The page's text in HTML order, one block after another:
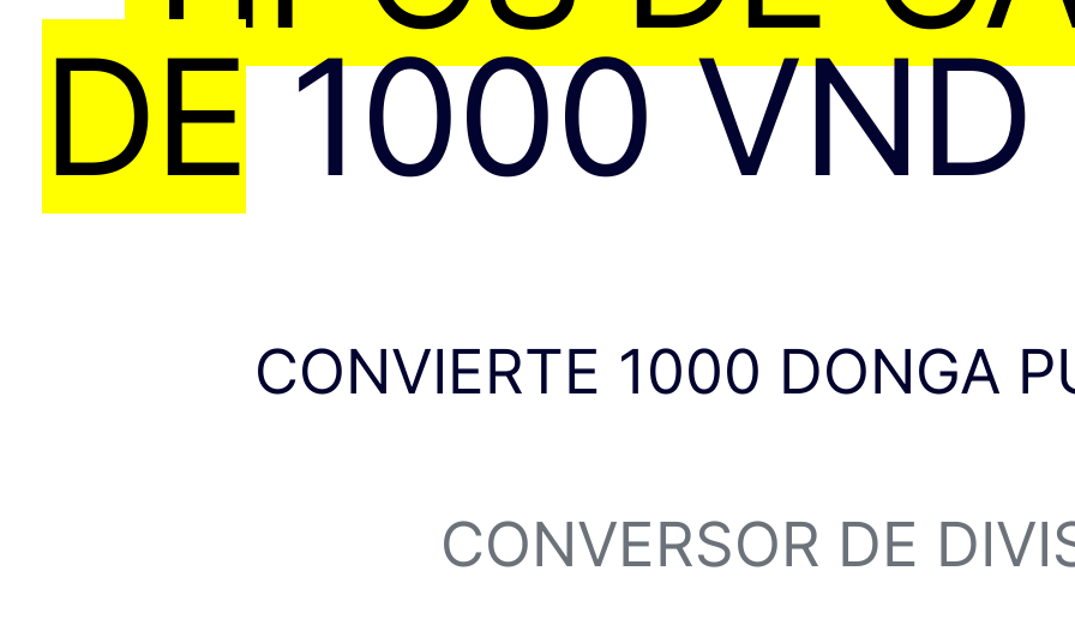
DE1000 VND
CONVIERTE 1000 DONGA
CONVERSOR DE